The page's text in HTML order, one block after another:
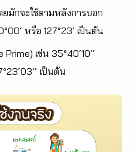
ยมักจะใช้ตามหลังการบอก
หรือ 127°23‘ เป็นต้น
เช่น 35°40‘10‘‘
เป็นต้น